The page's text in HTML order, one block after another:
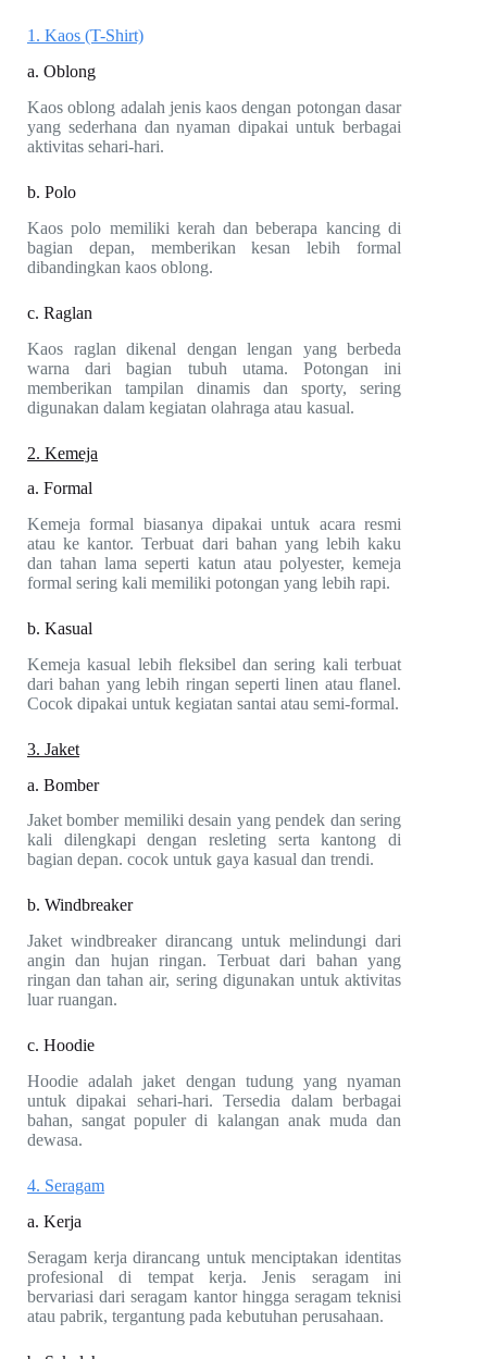
1. Kaos (T-Shirt)
a. Oblong
Kaos oblong adalah jenis kaos dengan potongan dasar
yang sederhana dan nyaman dipakai untuk berbagai
aktivitas sehari-hari.
b. Polo
Kaos polo memiliki kerah dan beberapa kancing di
bagian depan, memberikan kesan lebih formal
dibandingkan kaos oblong.
c. Raglan
Kaos raglan dikenal dengan lengan yang berbeda
warna dari bagian tubuh utama. Potongan ini
memberikan tampilan dinamis dan sporty, sering
digunakan dalam kegiatan olahraga atau kasual.
2. Kemeja
a. Formal
Kemeja formal biasanya dipakai untuk acara resmi
atau ke kantor. Terbuat dari bahan yang lebih kaku
dan tahan lama seperti katun atau polyester, kemeja
formal sering kali memiliki potongan yang lebih rapi.
b. Kasual
Kemeja kasual lebih fleksibel dan sering kali terbuat
dari bahan yang lebih ringan seperti linen atau flanel.
Cocok dipakai untuk kegiatan santai atau semi-formal.
3. Jaket
a. Bomber
Jaket bomber memiliki desain yang pendek dan sering
kali dilengkapi dengan resleting serta kantong di
bagian depan. cocok untuk gaya kasual dan trendi.
b. Windbreaker
Jaket windbreaker dirancang untuk melindungi dari
angin dan hujan ringan. Terbuat dari bahan yang
ringan dan tahan air, sering digunakan untuk aktivitas
luar ruangan.
c. Hoodie
Hoodie adalah jaket dengan tudung yang nyaman
untuk dipakai sehari-hari. Tersedia dalam berbagai
bahan, sangat populer di kalangan anak muda dan
dewasa.
4. Seragam
a. Kerja
Seragam kerja dirancang untuk menciptakan identitas
profesional di tempat kerja. Jenis seragam ini
bervariasi dari seragam kantor hingga seragam teknisi
atau pabrik, tergantung pada kebutuhan perusahaan.